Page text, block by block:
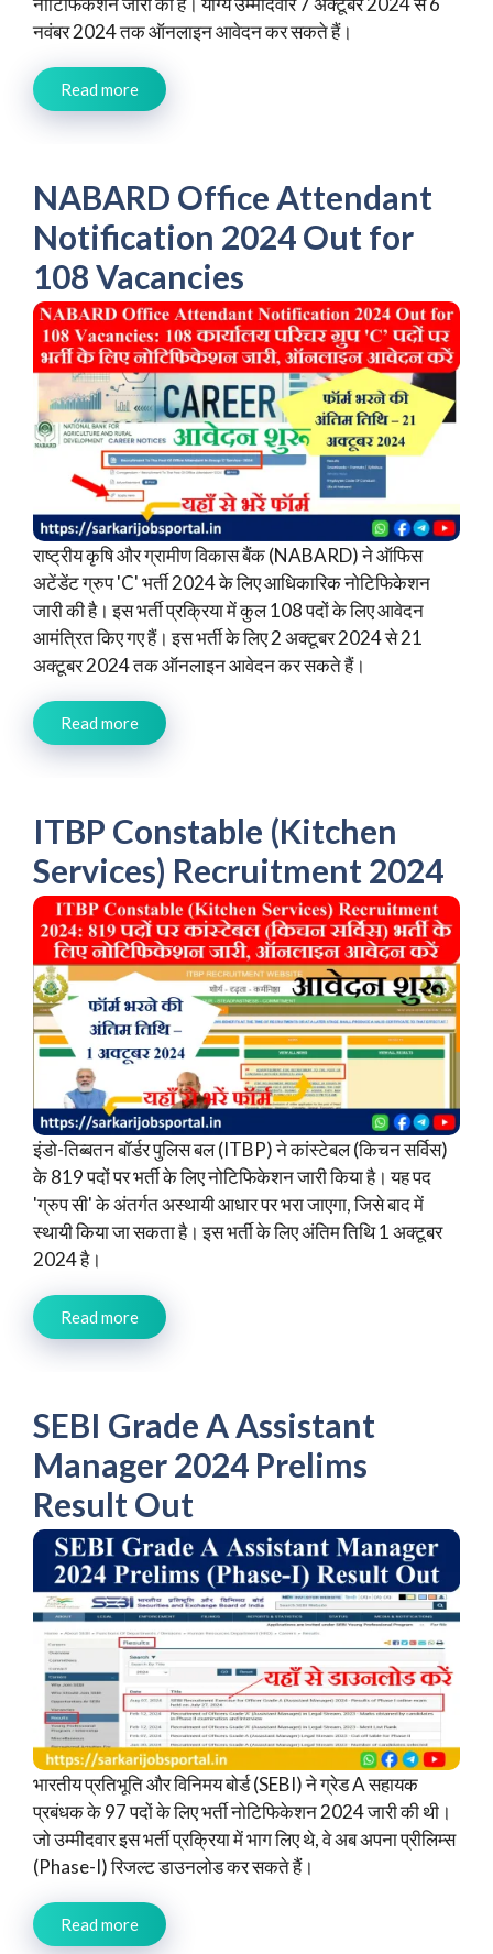
नवंबर 2024 तक ऑनलाइन आवेदन कर सकते हैं।
Read more
NABARD Office Attendant
Notification 2024 Out for
108 Vacancies
राष्ट्रीय कृषि और ग्रामीण विकास बैंक (NABARD) ने ऑफिस
अटेंडेंट ग्रुप 'C' भर्ती 2024 के लिए आधिकारिक नोटिफिकेशन
जारी की है। इस भर्ती प्रक्रिया में कुल 108 पदों के लिए आवेदन
आमंत्रित किए गए हैं। इस भर्ती के लिए 2 अक्टूबर 2024 से 21
अक्टूबर 2024 तक ऑनलाइन आवेदन कर सकते हैं।
Read more
ITBP Constable (Kitchen
Services) Recruitment 2024
इंडो-तिब्बतन बॉर्डर पुलिस बल (ITBP) ने कांस्टेबल (किचन सर्विस)
के 819 पदों पर भर्ती के लिए नोटिफिकेशन जारी किया है। यह पद
'ग्रुप सी' के अंतर्गत अस्थायी आधार पर भरा जाएगा, जिसे बाद में
स्थायी किया जा सकता है। इस भर्ती के लिए अंतिम तिथि 1 अक्टूबर
2024 है।
Read more
SEBI Grade A Assistant
Manager 2024 Prelims
Result Out
भारतीय प्रतिभूति और विनिमय बोर्ड (SEBI) ने ग्रेड A सहायक
प्रबंधक के 97 पदों के लिए भर्ती नोटिफिकेशन 2024 जारी की थी।
जो उम्मीदवार इस भर्ती प्रक्रिया में भाग लिए थे, वे अब अपना प्रीलिम्स
(Phase-I) रिजल्ट डाउनलोड कर सकते हैं।
Read more